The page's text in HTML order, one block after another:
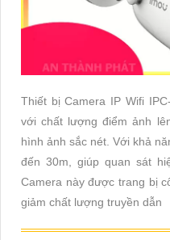
Thiết bị Camera IP Wifi
với chất lượng điểm ảnh
hình ảnh sắc nét. Với khả
đến 30m, giúp quan sát
Camera này được trang bị
giảm chất lượng truyền dẫn